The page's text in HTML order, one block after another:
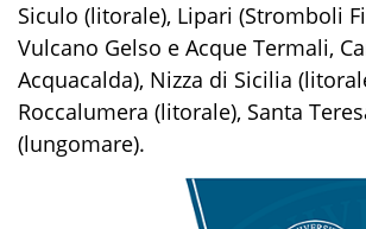
Siculo (litorale), Lipari (Stromboli
Vulcano Gelso e Acque Termali,
Acquacalda), Nizza di Sicilia
Roccalumera (litorale), Santa
(lungomare).